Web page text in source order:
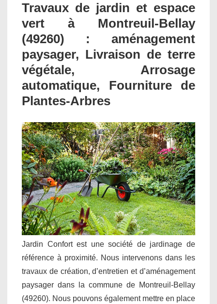
Travaux de jardin et espace
vert à Montreuil-Bellay
(49260) : aménagement
paysager, Livraison de terre
végétale, Arrosage
automatique, Fourniture de
Plantes-Arbres
Jardin Confort est une société de jardinage de
référence à proximité. Nous intervenons dans les
travaux de création, d’entretien et d’aménagement
paysager dans la commune de Montreuil-Bellay
(49260). Nous pouvons également mettre en place